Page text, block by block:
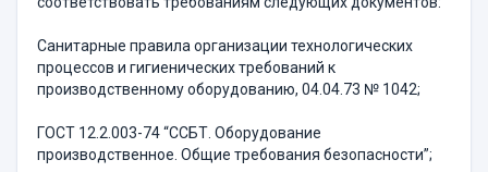
Санитарные правила организации технологических
процессов и гигиенических требований к
производственному оборудованию, 04.04.73 № 1042;
ГОСТ 12.2.003-74 “ССБТ. Оборудование
производственное. Общие требования безопасности”;